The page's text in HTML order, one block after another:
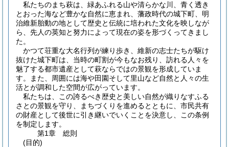
私たちのまち萩は、緑あふれる山や清らかな川、青く透き
とおった海など豊かな自然に恵まれ、藩政時代の城下町、明
治維新胎動の地として歴史と伝統に培われた文化を映しなが
ら、先人の英知と努力によって現在の姿を形づくってきまし
た。
かつて荘重な大名行列が練り歩き、維新の志士たちが駆け
抜けた城下町は、当時の町割が今もなお残り、訪れる人々を
魅了する都市遺産として萩ならではの景観を形成していま
す。また、周囲には海や田園そして里山など自然と人々の生
活とが調和した空間が広がっています。
私たちは、この誇るべき歴史と美しい自然が織りなすふる
さとの景観を守り、まちづくりを進めるとともに、市民共有
の財産として後世に引き継いでいくことを決意し、この条例
を制定します。
第1章
総則
(目的)